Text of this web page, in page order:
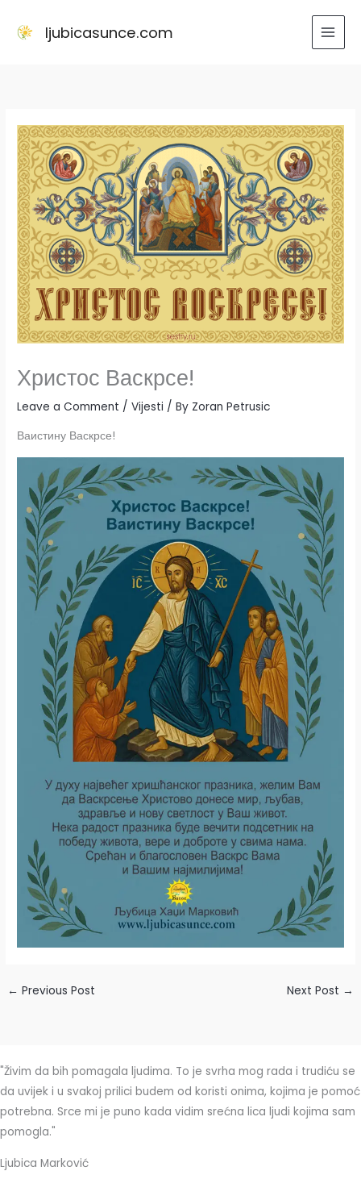
ljubicasunce.com
Христос Васкрсе!
Leave a Comment /Vijesti / By Zoran Petrusic
Ваистину Васкрсе!
← Previous Post Next Post →
"Živim da bih pomagala ljudima. To je svrha mog rada i trudiću se
da uvijek i u svakoj prilici budem od koristi onima, kojima je pomoć
potrebna. Srce mi je puno kada vidim srećna lica ljudi kojima sam
pomogla."
Ljubica Marković